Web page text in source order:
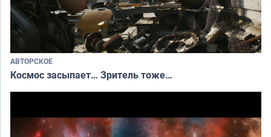
АВТОРСКОЕ
Космос засыпает… Зритель тоже…